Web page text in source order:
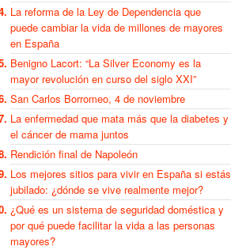
La reforma de la Ley de Dependencia que
puede cambiar la vida de millones de mayores
en España
Benigno Lacort: “La Silver Economy es la
mayor revolución en curso del siglo XXI”
San Carlos Borromeo, 4 de noviembre
La enfermedad que mata más que la diabetes y
el cáncer de mama juntos
Rendición final de Napoleón
Los mejores sitios para vivir en España si estás
jubilado: ¿dónde se vive realmente mejor?
¿Qué es un sistema de seguridad doméstica y
por qué puede facilitar la vida a las personas
mayores?